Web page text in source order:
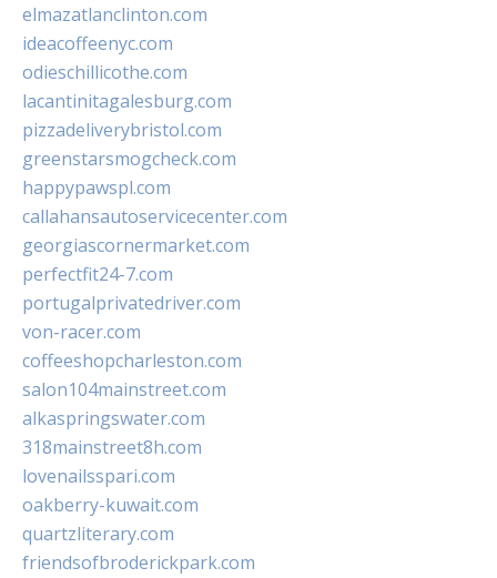
elmazatlanclinton.com
ideacoffeenyc.com
odieschillicothe.com
lacantinitagalesburg.com
pizzadeliverybristol.com
greenstarsmogcheck.com
happypawspl.com
callahansautoservicecenter.com
georgiascornermarket.com
perfectfit24-7.com
portugalprivatedriver.com
von-racer.com
coffeeshopcharleston.com
salon104mainstreet.com
alkaspringswater.com
318mainstreet8h.com
lovenailsspari.com
oakberry-kuwait.com
quartzliterary.com
friendsofbroderickpark.com